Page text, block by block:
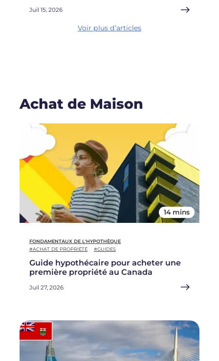
Juil 15, 2026
Voir plus d’articles
Achat de Maison
14 mins
FONDAMENTAUX DE L'HYPOTHÈQUE
#ACHAT DE PROPRIÉTÉ
#GUIDES
Guide hypothécaire pour acheter une
première propriété au Canada
Juil 27, 2026